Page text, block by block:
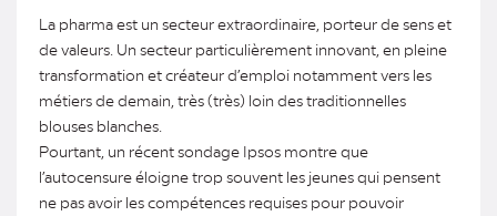
La pharma est un secteur extraordinaire, porteur de sens et
de valeurs. Un secteur particulièrement innovant, en pleine
transformation et créateur d’emploi notamment vers les
métiers de demain, très (très) loin des traditionnelles
blouses blanches.
Pourtant, un récent sondage Ipsos montre que
l’autocensure éloigne trop souvent les jeunes qui pensent
ne pas avoir les compétences requises pour pouvoir